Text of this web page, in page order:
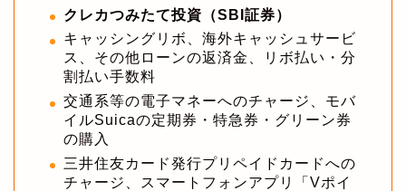
クレカつみたて投資（SBI証券）
キャッシングリボ、海外キャッシュサービ
ス、その他ローンの返済金、リボ払い・分
割払い手数料
交通系等の電子マネーへのチャージ、モバ
イルSuicaの定期券・特急券・グリーン券
の購入
三井住友カード発行プリペイドカードへの
チャージ、スマートフォンアプリ「Vポイ